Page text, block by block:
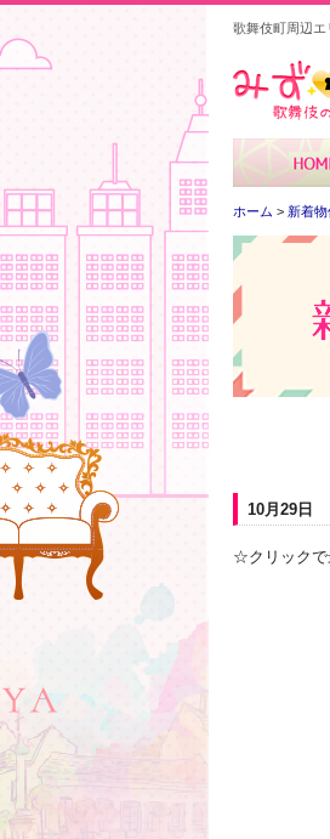
歌舞伎町周辺エ
ホーム > 新着
10月29日
☆クリック